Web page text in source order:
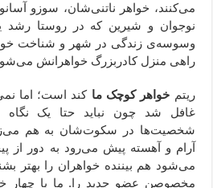
می‌کنند، خواهر ناتنی‌شان، سوزو
نوجوان و شیرین که در روستا رشد
وسوسه‌ی زندگی در شهر و شناخت
راهی منزل کادربزرگ خواهرانش
ریتم خواهر کوچک ماکند است؛ اما
غافل شد چون نباید حتا یک نگاه
شخصیت‌ها در سکوت‌شان به هم
آرام و آهسته پیش می‌رود به دور از
می‌شود هم بیننده خواهران را بهتر
مخصوصن عضو جدید را. ما با چهار